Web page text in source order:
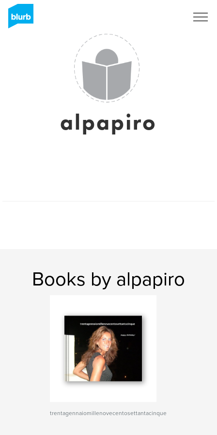
alpapiro
Books by alpapiro
trentagennaiomillenovecentosettantacinque